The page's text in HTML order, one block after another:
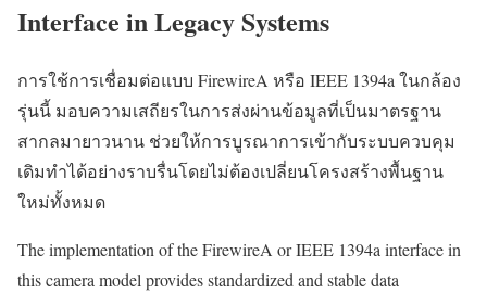
Interface in Legacy Systems
การใช้การเชื่อมต่อแบบ FirewireA หรือ IEEE 1394a ในกล้อง
รุ่นนี้ มอบความเสถียรในการส่งผ่านข้อมูลที่เป็นมาตรฐาน
สากลมายาวนาน ช่วยให้การบูรณาการเข้ากับระบบควบคุม
เดิมทำได้อย่างราบรื่นโดยไม่ต้องเปลี่ยนโครงสร้างพื้นฐาน
ใหม่ทั้งหมด
The implementation of the FirewireA or IEEE 1394a interface in
this camera model provides standardized and stable data